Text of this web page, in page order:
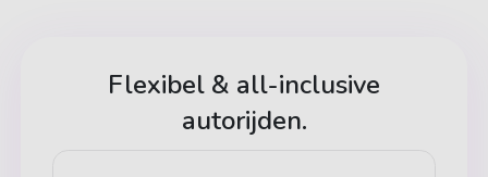
Flexibel & all-inclusive
autorijden.